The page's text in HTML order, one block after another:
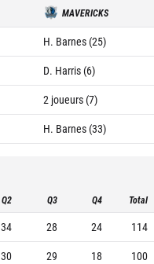
MAVERICKS
H. Barnes (25)
D. Harris (6)
2 joueurs (7)
H. Barnes (33)
Q2 Q3 Q4 Total
34 28 24
114
30 29 18 100